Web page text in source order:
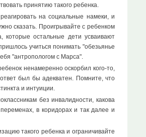
принятию такого ребенка.
на социальные намеки, и
сказать. Проигрывайте с ребенком
которые остальные дети усваивают
учиться понимать "обезьянье
"антропологом с Марса".
ненамеренно оскорбил кого-то,
был бы адекватен. Помните, что
и интуиции.
без инвалидности, какова
в коридорах и так далее и
такого ребенка и ограничивайте